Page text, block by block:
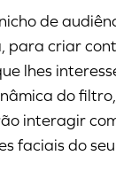
de
para criar
lhes
do
interagir
faciais do